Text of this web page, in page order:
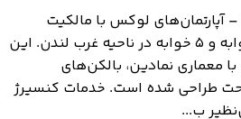
One Kensington Gardens – آپارتمان‌های لوکس با مالکیت
کامل، شامل ۱ خوابه، ۲ خوابه و ۵ خوابه در ناحیه غرب لندن. این
شده و با معماری نمادین، بالکن‌های
طراحی شده است. خدمات کنسیرژ
ب...